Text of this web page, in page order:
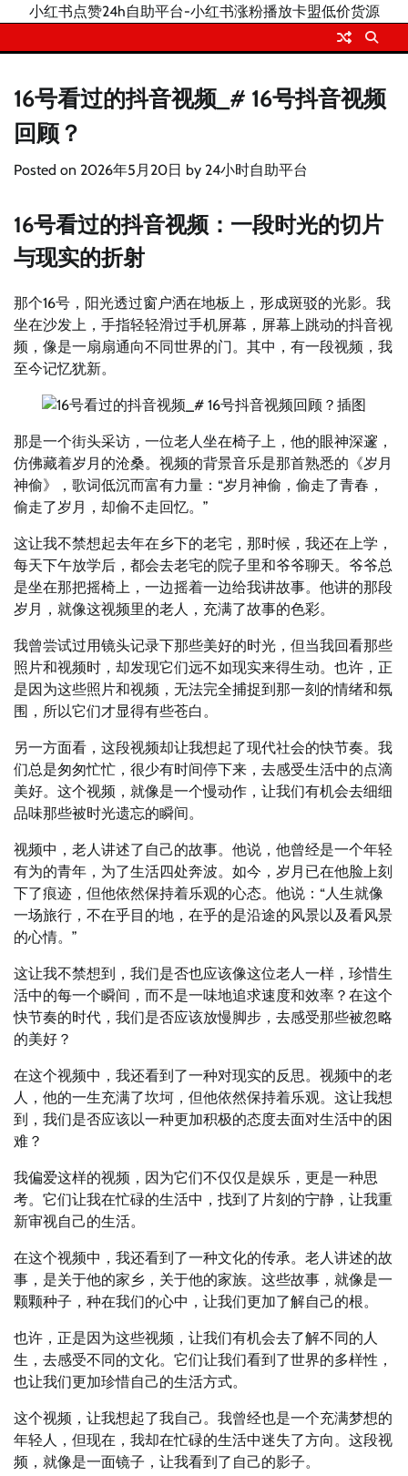
小红书点赞24h自助平台-小红书涨粉播放卡盟低价货源
16号看过的抖音视频_# 16号抖音视频
回顾？
Posted on 2026年5月20日 by 24小时自助平台
16号看过的抖音视频：一段时光的切片
与现实的折射
那个16号，阳光透过窗户洒在地板上，形成斑驳的光影。我
坐在沙发上，手指轻轻滑过手机屏幕，屏幕上跳动的抖音视
频，像是一扇扇通向不同世界的门。其中，有一段视频，我
至今记忆犹新。
那是一个街头采访，一位老人坐在椅子上，他的眼神深邃，
仿佛藏着岁月的沧桑。视频的背景音乐是那首熟悉的《岁月
神偷》，歌词低沉而富有力量：“岁月神偷，偷走了青春，
偷走了岁月，却偷不走回忆。”
这让我不禁想起去年在乡下的老宅，那时候，我还在上学，
每天下午放学后，都会去老宅的院子里和爷爷聊天。爷爷总
是坐在那把摇椅上，一边摇着一边给我讲故事。他讲的那段
岁月，就像这视频里的老人，充满了故事的色彩。
我曾尝试过用镜头记录下那些美好的时光，但当我回看那些
照片和视频时，却发现它们远不如现实来得生动。也许，正
是因为这些照片和视频，无法完全捕捉到那一刻的情绪和氛
围，所以它们才显得有些苍白。
另一方面看，这段视频却让我想起了现代社会的快节奏。我
们总是匆匆忙忙，很少有时间停下来，去感受生活中的点滴
美好。这个视频，就像是一个慢动作，让我们有机会去细细
品味那些被时光遗忘的瞬间。
视频中，老人讲述了自己的故事。他说，他曾经是一个年轻
有为的青年，为了生活四处奔波。如今，岁月已在他脸上刻
下了痕迹，但他依然保持着乐观的心态。他说：“人生就像
一场旅行，不在乎目的地，在乎的是沿途的风景以及看风景
的心情。”
这让我不禁想到，我们是否也应该像这位老人一样，珍惜生
活中的每一个瞬间，而不是一味地追求速度和效率？在这个
快节奏的时代，我们是否应该放慢脚步，去感受那些被忽略
的美好？
在这个视频中，我还看到了一种对现实的反思。视频中的老
人，他的一生充满了坎坷，但他依然保持着乐观。这让我想
到，我们是否应该以一种更加积极的态度去面对生活中的困
难？
我偏爱这样的视频，因为它们不仅仅是娱乐，更是一种思
考。它们让我在忙碌的生活中，找到了片刻的宁静，让我重
新审视自己的生活。
在这个视频中，我还看到了一种文化的传承。老人讲述的故
事，是关于他的家乡，关于他的家族。这些故事，就像是一
颗颗种子，种在我们的心中，让我们更加了解自己的根。
也许，正是因为这些视频，让我们有机会去了解不同的人
生，去感受不同的文化。它们让我们看到了世界的多样性，
也让我们更加珍惜自己的生活方式。
这个视频，让我想起了我自己。我曾经也是一个充满梦想的
年轻人，但现在，我却在忙碌的生活中迷失了方向。这段视
频，就像是一面镜子，让我看到了自己的影子。